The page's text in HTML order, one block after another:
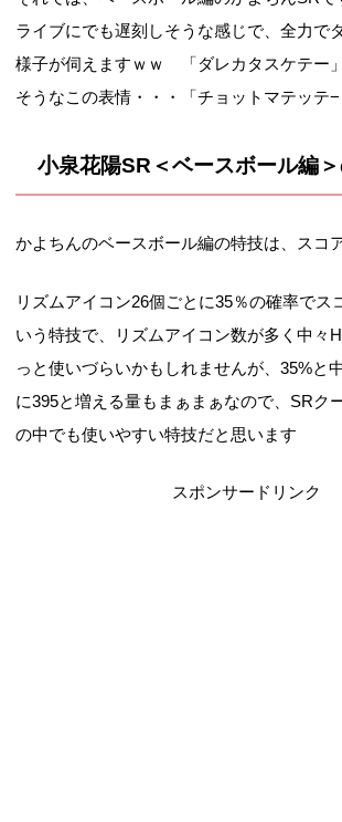
ライブにでも遅刻しそうな感じで、全力で
様子が伺えますｗｗ 「ダレカタスケテー
そうなこの表情・・・「チョットマテッテ−
小泉花陽SR＜ベースボール編
かよちんのベースボール編の特技は、スコ
リズムアイコン26個ごとに35％の確率でス
いう特技で、リズムアイコン数が多く中々
っと使いづらいかもしれませんが、35%と
に395と増える量もまぁまぁなので、SRク
の中でも使いやすい特技だと思います
スポンサードリンク